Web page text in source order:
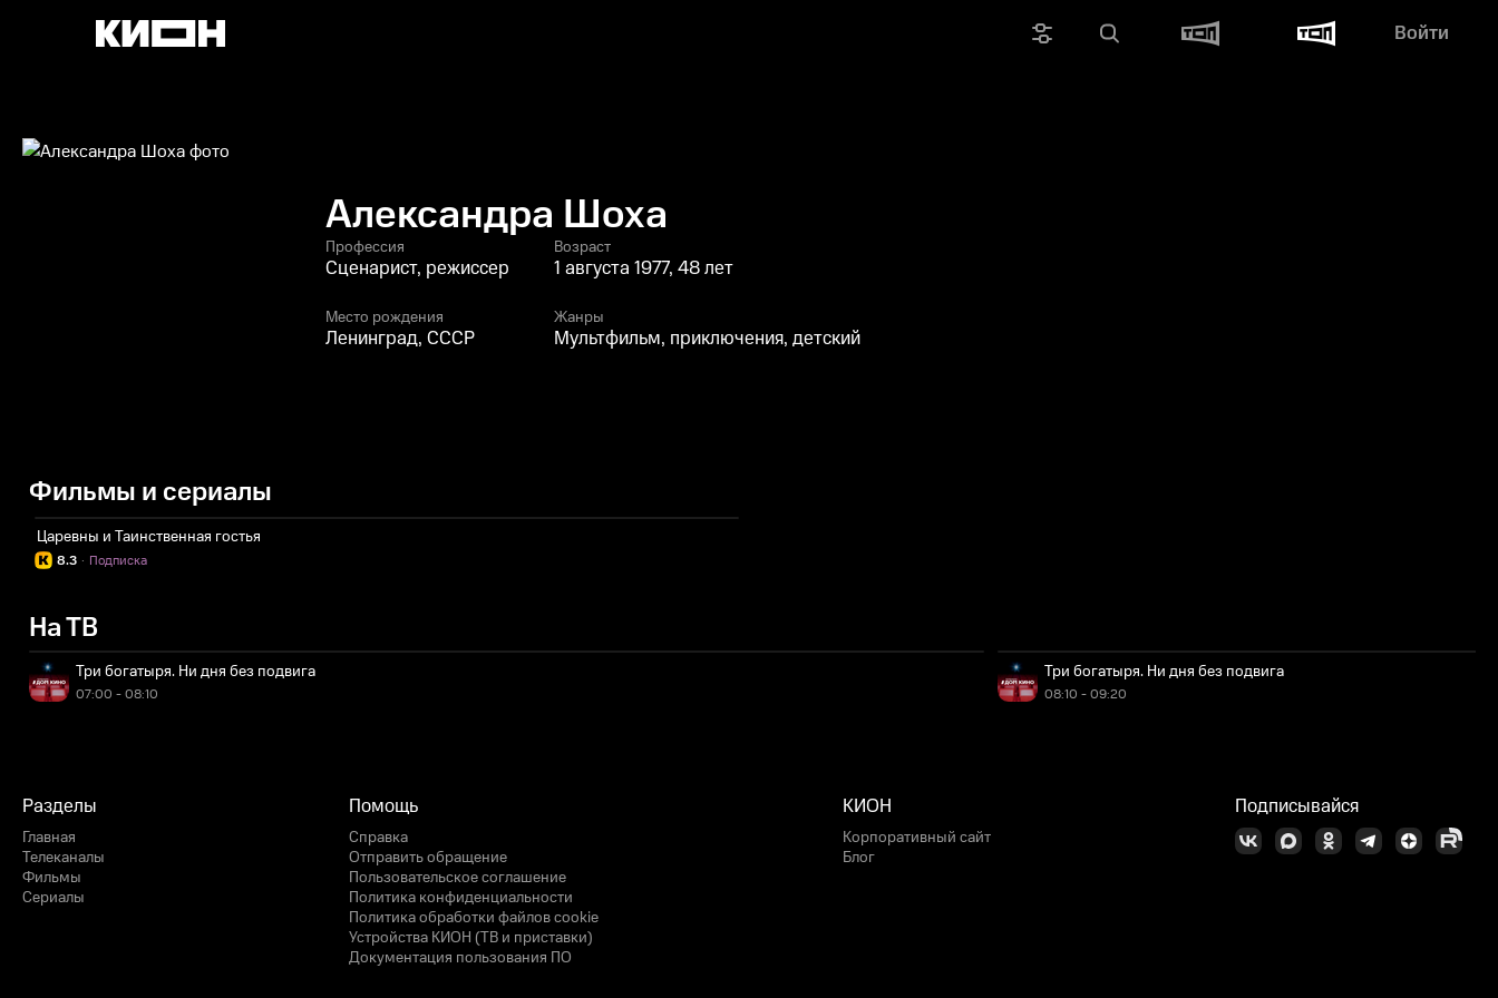
Войти
Александра Шоха
Профессия
Сценарист, режиссер
Возраст
1 августа 1977, 48 лет
Место рождения
Ленинград, СССР
Жанры
Мультфильм, приключения, детский
Фильмы и сериалы
Царевны и Таинственная гостья
8.3 Подписка
·
На ТВ
Три богатыря. Ни дня без подвига
07:00 - 08:10
Три богатыря. Ни дня без подвига
08:10 - 09:20
Разделы
Главная
Телеканалы
Фильмы
Сериалы
Помощь
Справка
Отправить обращение
Пользовательское соглашение
Политика конфиденциальности
Политика обработки файлов cookie
Устройства КИОН (ТВ и приставки)
Документация пользования ПО
КИОН
Корпоративный сайт
Блог
Подписывайся